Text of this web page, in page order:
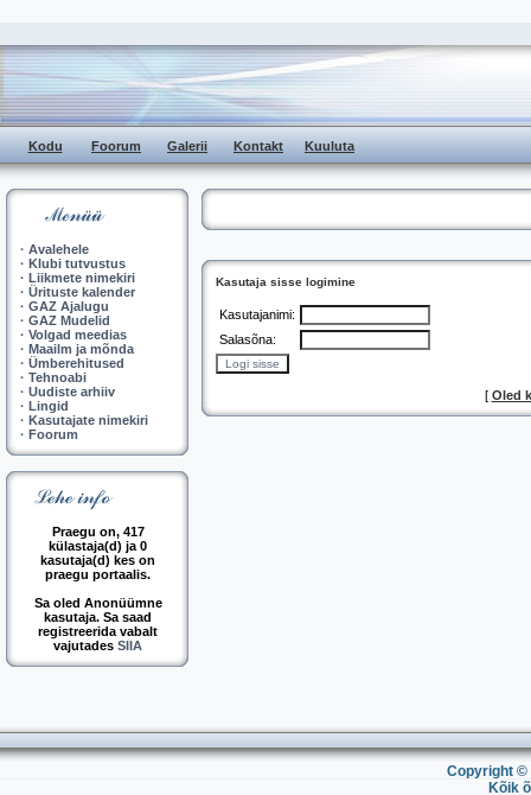
Kodu Foorum Galerii Kontakt Kuuluta
· Avalehele
· Klubi tutvustus
· Liikmete nimekiri
· Ürituste kalender
· GAZ Ajalugu
· GAZ Mudelid
· Volgad meedias
· Maailm ja mõnda
· Ümberehitused
· Tehnoabi
· Uudiste arhiiv
· Lingid
· Kasutajate nimekiri
· Foorum
Praegu on, 417
külastaja(d) ja 0
kasutaja(d) kes on
praegu portaalis.
Sa oled Anonüümne
kasutaja. Sa saad
registreerida vabalt
vajutades SIIA
Kasutaja sisse logimine
Kasutajanimi:
Salasõna:
[ Oled
Copyright ©
Kõik